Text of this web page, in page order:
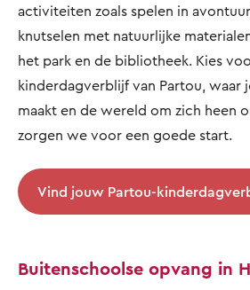
activiteiten zoals spelen in
knutselen met natuurlijke
het park en de bibliotheek. Kies
kinderdagverblijf van Partou, waar
maakt en de wereld om zich heen
zorgen we voor een goede start.
Vind jouw Partou-
Buitenschoolse opvang in